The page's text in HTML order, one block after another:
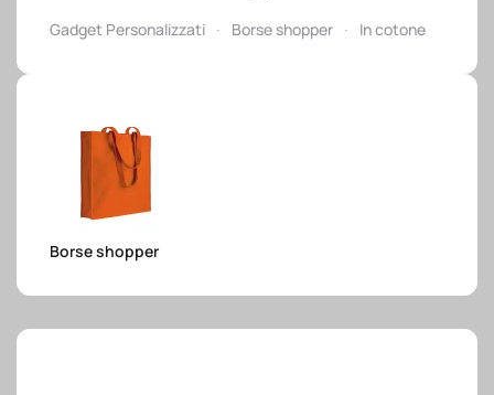
Gadget Personalizzati Borse shopper In cotone
Borse shopper